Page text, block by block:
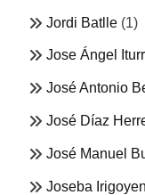
Jordi Batlle (1)
Jose Ángel
José Antonio
José Díaz
José Manuel
Joseba Irigoyen